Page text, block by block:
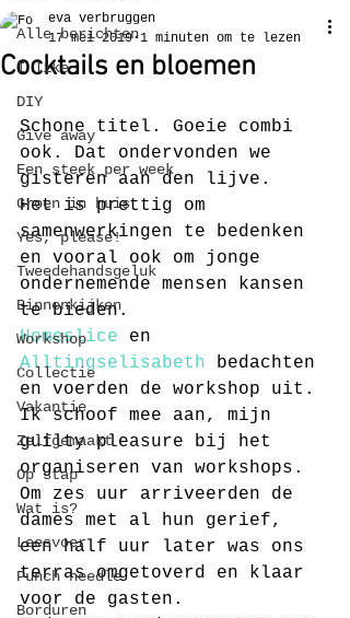
Alle berichten
I like
DIY
Give away
Een steek per week
Groen in huis
Yes, please!
Tweedehandsgeluk
Binnenkijken
Workshop
Collectie
Vakantie
Zelfgemaakt
Op stap
Wat is?
Leesvoer
Punch needle
Borduren
Cocktails en bloemen
eva verbruggen
17 mei 2019 1 minuten om te lezen
Schone titel. Goeie combi
ook. Dat ondervonden we
gisteren aan den lijve.
Het is prettig om
samenwerkingen te bedenken
en vooral ook om jonge
ondernemende mensen kansen
te bieden.
Homeslice en
Alltingselisabeth bedachten
en voerden de workshop uit.
Ik schoof mee aan, mijn
guilty pleasure bij het
organiseren van workshops.
Om zes uur arriveerden de
dames met al hun gerief,
een half uur later was ons
terras omgetoverd en klaar
voor de gasten.